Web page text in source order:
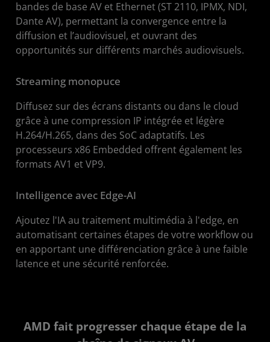
bandes de base AV et Ethernet (ST 2110, IPMX, NDI,
Dante AV), permettant la convergence entre la
diffusion et l’audiovisuel, et ouvrant des
opportunités sur différents marchés audiovisuels.
Streaming monopuce
Diffusez sur des écrans distants ou dans le cloud
grâce à une compression IP intégrée et légère
H.264/H.265, dans des SoC adaptatifs. Les
processeurs x86 Embedded offrent également les
formats AV1 et VP9.
Intelligence avec Edge-AI
Ajoutez l'IA au traitement multimédia à l'edge, en
automatisant certaines étapes de votre workflow ou
en apportant une différenciation grâce à une faible
latence et une sécurité renforcée.
AMD fait progresser chaque étape de la